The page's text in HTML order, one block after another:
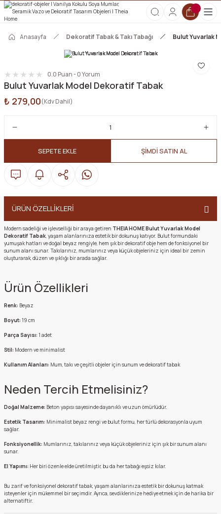
2000 TL ve Üzeri Tüm Siparişlerde Kargo Ücretsiz!
HOŞGELDİN10 kodunu kullanın, ilk alışverişinize özel %10 indirim
Anasayfa
Dekoratif Tabak & Takı Tabağı Bulut Yuvarlak
Bulut Yuvarlak Model Dekoratif Tabak
0.0 Puan - 0 Yorum
₺ 279,00(Kdv Dahil)
SEPETE EKLE ŞİMDİ SATIN AL
ÜRÜN ÖZELLİKLERİ
Modern sadeliği ve işlevselliği bir araya getiren THEIA HOME Bulut Yuvarlak Model
Dekoratif Tabak, yaşam alanlarınıza estetik bir dokunuş katıyor. Bulut formundaki
yumuşak hatları ve doğal beyaz rengiyle, hem şık bir dekoratif obje hem de fonksiyonel bir
sunum alanı sunar. Takılarınız, mumlarınız veya küçük objeleriniz için ideal bir zemin
oluşturarak, düzen ve şıklığı bir arada sağlar.
Ürün Özellikleri
Renk: Beyaz
Boyut: 19 cm
Parça Sayısı: 1 adet
Stil: Modern ve minimalist
Kullanım Alanları: Mum, takı ve çeşitli objeler için sunum ve dekoratif tabak
Neden Tercih Etmelisiniz?
Doğal Malzeme: Beton yapısı sayesinde dayanıklı ve uzun ömürlüdür.
Estetik Tasarım: Minimalist beyaz rengi ve bulut formu, her türlü dekorasyonla uyum
sağlar.
Fonksiyonellik: Mumlarınız, takılarınız veya küçük objeleriniz için şık bir sunum alanı
sunar.
El Yapımı: Her biri özenle elde üretilmiştir, bu da her tabağı eşsiz kılar.
Bu zarif ve fonksiyonel dekoratif tabak, yaşam alanlarınıza estetik bir dokunuş katmak
isteyenler için mükemmel bir seçimdir. Ayrıca, sevdiklerinize hediye etmek için de harika bir
alternatiftir.